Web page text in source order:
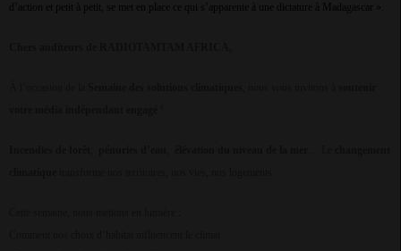
d’action et petit à petit, se met en place ce qui s’apparente à une dictature à Madagascar ».